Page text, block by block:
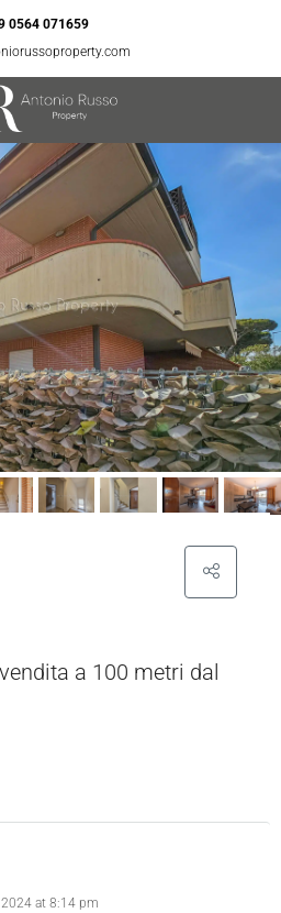
0564 071659
a 100 metri dal
at 8:14 pm